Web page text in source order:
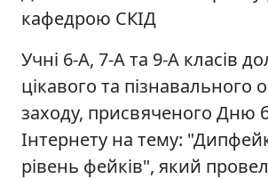
кафедрою СКІД
Учні 6-А, 7-А та 9-А класів
цікавого та пізнавального
заходу, присвяченого Дню
Інтернету на тему:
рівень фейків", який